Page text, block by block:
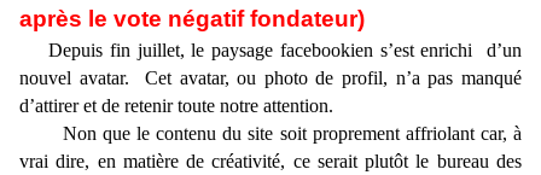
après le vote négatif fondateur)
Depuis fin juillet, le paysage facebookien s’est enrichi d’un
nouvel avatar. Cet avatar, ou photo de profil, n’a pas manqué
d’attirer et de retenir toute notre attention.
Non que le contenu du site soit proprement affriolant car, à
vrai dire, en matière de créativité, ce serait plutôt le bureau des